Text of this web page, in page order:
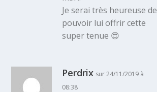
Je serai très heureuse de
pouvoir lui offrir cette
super tenue 😍
Perdrix sur 24/11/2019 à
08:38